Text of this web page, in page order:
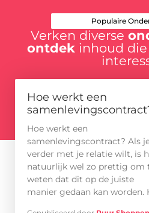
Populaire
Verken diverse
ontdek inhoud
Hoe werkt een
Hoe werkt een
samenlevingscontract? Als
verder met je relatie wilt, is
natuurlijk wel zo prettig om
weten dat dit op de juiste
manier gedaan kan worden.